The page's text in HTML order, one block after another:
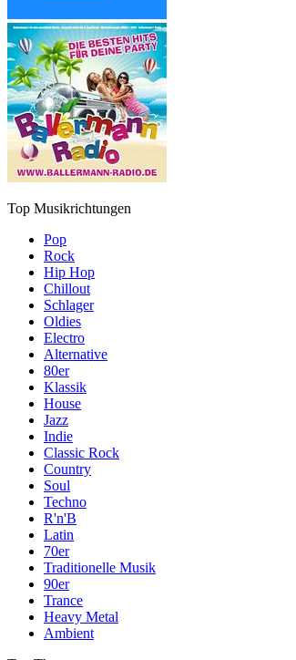
Top Musikrichtungen
Pop
Rock
Hip Hop
Chillout
Schlager
Oldies
Electro
Alternative
80er
Klassik
House
Jazz
Indie
Classic Rock
Country
Soul
Techno
R'n'B
Latin
70er
Traditionelle Musik
90er
Trance
Heavy Metal
Ambient